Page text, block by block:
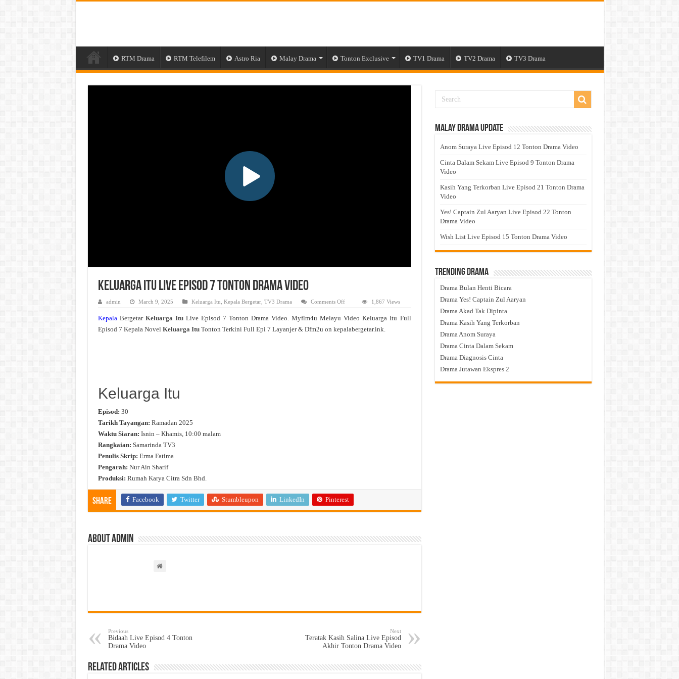
RTM Drama RTM Telefilem Astro Ria Malay Drama Tonton Exclusive TV1 Drama TV2 Drama TV3 Drama
Keluarga Itu Live Episod 7 Tonton Drama Video
admin March 9, 2025 Keluarga Itu Kepala Bergetar, TV3 Drama Comments Offon
Live
7
1,867 Views
KepalaBergetar Keluarga Itu Live Episod 7 Tonton Drama Video. Myflm4u Melayu Video Keluarga Itu Full
Episod 7 Kepala NovelKeluarga Itu Tonton Terkini Full Epi 7 Layanjer & Dfm2u on kepalabergetar.ink.
Keluarga Itu
Episod: 30
Tarikh Tayangan: Ramadan 2025
Waktu Siaran: Isnin – Khamis, 10:00 malam
Rangkaian: Samarinda TV3
Penulis Skrip: Erma Fatima
Pengarah: Nur Ain Sharif
Produksi: Rumah Karya Citra Sdn Bhd.
Share Facebook Twitter Stumbleupon LinkedIn Pinterest
About admin
Previous
Bidaah Live Episod 4 Tonton
Drama Video
Next
Teratak Kasih Salina Live Episod
Akhir Tonton Drama Video
Related Articles
Malay Drama Update
Anom Suraya Live Episod 12 Tonton Drama Video
Cinta Dalam Sekam Live Episod 9 Tonton Drama
Video
Kasih Yang Terkorban Live Episod 21 Tonton Drama
Video
Yes! Captain Zul Aaryan Live Episod 22 Tonton
Drama Video
Wish List Live Episod 15 Tonton Drama Video
Trending Drama
Drama Bulan Henti Bicara
Drama Yes! Captain Zul Aaryan
Drama Akad Tak Dipinta
Drama Kasih Yang Terkorban
Drama Anom Suraya
Drama Cinta Dalam Sekam
Drama Diagnosis Cinta
Drama Jutawan Ekspres 2